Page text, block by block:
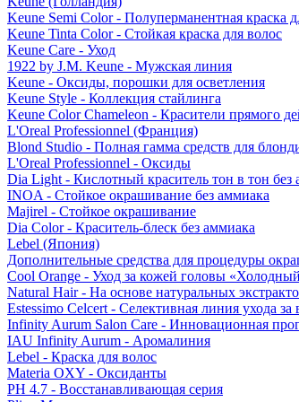
Keune Semi Color - Полуперманентная краска
Keune Tinta Color - Стойкая краска для волос
Keune Care - Уход
1922 by J.M. Keune - Мужская линия
Keune - Оксиды, порошки для осветления
Keune Style - Коллекция стайлинга
Keune Color Chameleon - Красители прямого
L'Oreal Professionnel (Франция)
Blond Studio - Полная гамма средств для
L'Oreal Professionnel - Оксиды
Dia Light - Кислотный краситель тон в тон без
INOA - Стойкое окрашивание без аммиака
Majirel - Стойкое окрашивание
Dia Color - Краситель-блеск без аммиака
Lebel (Япония)
Дополнительные средства для процедуры
Cool Orange - Уход за кожей головы
Natural Hair - На основе натуральных
Estessimo Celcert - Селективная линия ухода
Infinity Aurum Salon Care - Инновационная
IAU Infinity Aurum - Аромалиния
Lebel - Краска для волос
Materia OXY - Оксиданты
PH 4.7 - Восстанавливающая серия